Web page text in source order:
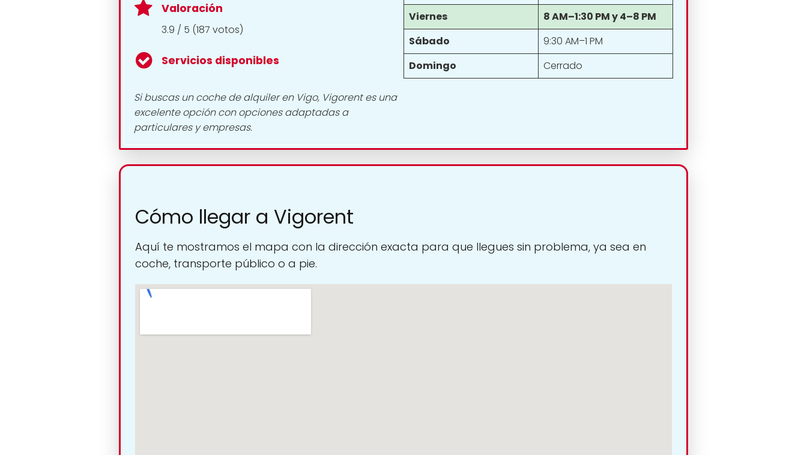
Valoración
3.9 / 5 (187 votos)
Servicios disponibles
Si buscas un coche de alquiler en Vigo, Vigorent es una
excelente opción con opciones adaptadas a
particulares y empresas.
Viernes
8 AM–1:30 PM y 4–8 PM
Sábado
9:30 AM–1 PM
Domingo
Cerrado
Cómo llegar a Vigorent
Aquí te mostramos el mapa con la dirección exacta para que llegues sin problema, ya sea en
coche, transporte público o a pie.